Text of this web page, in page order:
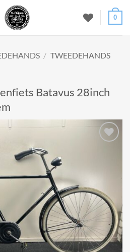
0
/ TWEEDEHANDS
Batavus 28inch